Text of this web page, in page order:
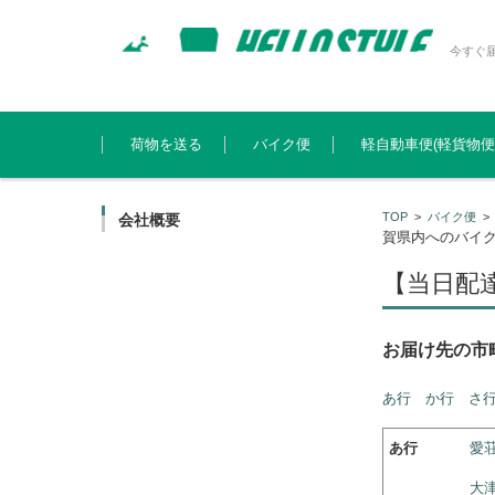
今すぐ
コンテンツに移動
荷物を送る
バイク便 軽自動車便(軽貨物
TOP > バイク便
賀県内へのバイ
【当日
お届け先の市
あ行 か行 さ
あ行 愛
大
会社概要